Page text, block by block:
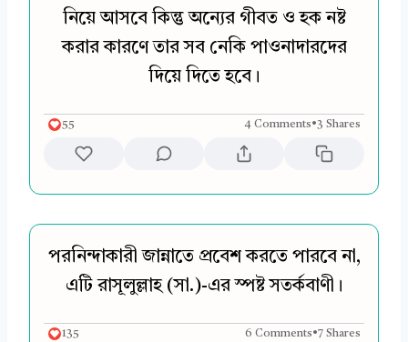
নিয়ে আসবে কিন্তু অন্যের গীবত ও হক নষ্ট
করার কারণে তার সব নেকি পাওনাদারদের
দিয়ে দিতে হবে।
55 4 Comments•3 Shares
পরনিন্দাকারী জান্নাতে প্রবেশ করতে পারবে না,
এটি রাসূলুল্লাহ (সা.)-এর স্পষ্ট সতর্কবাণী।
135 6 Comments•7 Shares